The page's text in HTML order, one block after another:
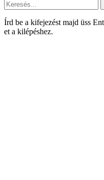
Írd be a kifejezést majd üss
et a kilépéshez.